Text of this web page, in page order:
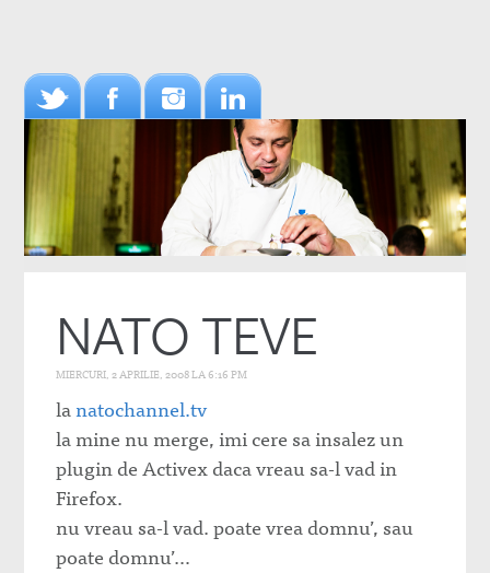
NATO TEVE
MIERCURI, 2 APRILIE, 2008 LA 6:16 PM
lanatochannel.tv
la mine nu merge, imi cere sa insalez un
plugin de Activex daca vreau sa-l vad in
Firefox.
nu vreau sa-l vad. poate vrea domnu’, sau
poate domnu’…